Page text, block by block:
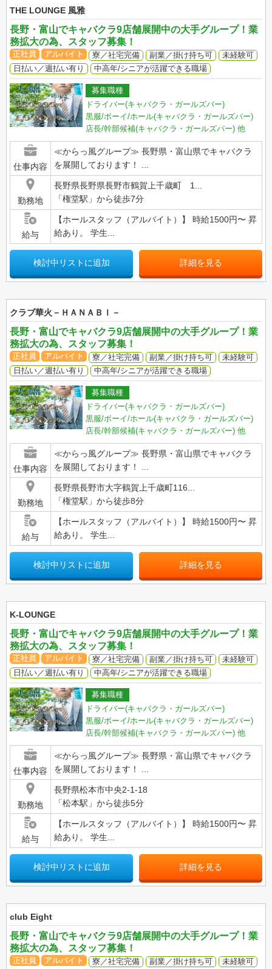
THE LOUNGE 風雅
長野・富山でキャバクラ9店舗展開中の大手グループ！業
務拡大の為、スタッフ募集！
正社員 アルバイト 寮／社宅完備 副業／掛け持ち可
未経験可
日払い／週払い有り
中高年/シニアが活躍できる職場
募集職種
ドライバー(キャバクラ・ガールズバー)
黒服/ボーイ/ホール(キャバクラ・ガールズバー)
店長/幹部候補(キャバクラ・ガールズバー) 他
仕事内容
≪からっ風グループ≫ 長野県・富山県でキャバクラ
を展開しております！ ...
勤務地
長野県長野県長野市鶴賀上千歳町 1...
「権堂駅」から徒歩7分
給与
【ホールスタッフ（アルバイト）】 時給1500円〜 昇
給あり。 学生...
検討中リストに追加 詳細を見る
クラブ華火－ＨＡＮＡＢＩ－
長野・富山でキャバクラ9店舗展開中の大手グループ！業
務拡大の為、スタッフ募集！
正社員 アルバイト 寮／社宅完備 副業／掛け持ち可
未経験可
日払い／週払い有り
中高年/シニアが活躍できる職場
募集職種
ドライバー(キャバクラ・ガールズバー)
黒服/ボーイ/ホール(キャバクラ・ガールズバー)
店長/幹部候補(キャバクラ・ガールズバー) 他
仕事内容
≪からっ風グループ≫ 長野県・富山県でキャバクラ
を展開しております！ ...
勤務地
長野県長野市大字鶴賀上千歳町116...
「権堂駅」から徒歩8分
給与
【ホールスタッフ（アルバイト）】 時給1500円〜 昇
給あり。 学生...
検討中リストに追加 詳細を見る
K-LOUNGE
長野・富山でキャバクラ9店舗展開中の大手グループ！業
務拡大の為、スタッフ募集！
正社員 アルバイト 寮／社宅完備 副業／掛け持ち可
未経験可
日払い／週払い有り
中高年/シニアが活躍できる職場
募集職種
ドライバー(キャバクラ・ガールズバー)
黒服/ボーイ/ホール(キャバクラ・ガールズバー)
店長/幹部候補(キャバクラ・ガールズバー) 他
仕事内容
≪からっ風グループ≫ 長野県・富山県でキャバクラ
を展開しております！ ...
勤務地
長野県松本市中央2-1-18
「松本駅」から徒歩5分
給与
【ホールスタッフ（アルバイト）】 時給1500円〜 昇
給あり。 学生...
検討中リストに追加 詳細を見る
club Eight
長野・富山でキャバクラ9店舗展開中の大手グループ！業
務拡大の為、スタッフ募集！
正社員 アルバイト 寮／社宅完備 副業／掛け持ち可
未経験可